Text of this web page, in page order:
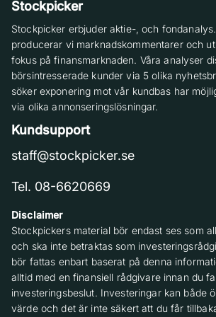
Stockpicker
Stockpicker erbjuder aktie-, och
producerar vi marknadskommentarer och
fokus på finansmarknaden. Våra analyser
börsintresserade kunder via 5 olika
söker exponering mot vår kundbas har
via olika annonseringslösningar.
Kundsupport
staff@stockpicker.se
Tel. 08-6620669
Disclaimer
Stockpickers material bör endast ses som
och ska inte betraktas som
bör fattas enbart baserat på denna
alltid med en finansiell rådgivare innan du
investeringsbeslut. Investeringar kan både
värde och det är inte säkert att du får